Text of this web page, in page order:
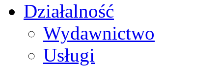
Działalność
Wydawnictwo
Usługi